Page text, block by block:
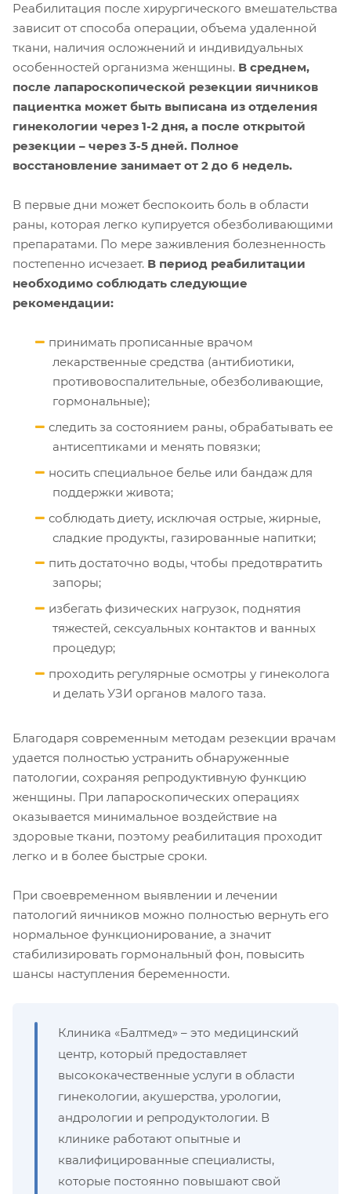
Реабилитация после хирургического вмешательства
зависит от способа операции, объема удаленной
ткани, наличия осложнений и индивидуальных
особенностей организма женщины. В среднем,
после лапароскопической резекции яичников
пациентка может быть выписана из отделения
гинекологии через 1-2 дня, а после открытой
резекции – через 3-5 дней. Полное
восстановление занимает от 2 до 6 недель.
В первые дни может беспокоить боль в области
раны, которая легко купируется обезболивающими
препаратами. По мере заживления болезненность
постепенно исчезает. В период реабилитации
необходимо соблюдать следующие
рекомендации:
принимать прописанные врачом
лекарственные средства (антибиотики,
противовоспалительные, обезболивающие,
гормональные);
следить за состоянием раны, обрабатывать ее
антисептиками и менять повязки;
носить специальное белье или бандаж для
поддержки живота;
соблюдать диету, исключая острые, жирные,
сладкие продукты, газированные напитки;
пить достаточно воды, чтобы предотвратить
запоры;
избегать физических нагрузок, поднятия
тяжестей, сексуальных контактов и ванных
процедур;
проходить регулярные осмотры у гинеколога
и делать УЗИ органов малого таза.
Благодаря современным методам резекции врачам
удается полностью устранить обнаруженные
патологии, сохраняя репродуктивную функцию
женщины. При лапароскопических операциях
оказывается минимальное воздействие на
здоровые ткани, поэтому реабилитация проходит
легко и в более быстрые сроки.
При своевременном выявлении и лечении
патологий яичников можно полностью вернуть его
нормальное функционирование, а значит
стабилизировать гормональный фон, повысить
шансы наступления беременности.
Клиника «Балтмед» – это медицинский
центр, который предоставляет
высококачественные услуги в области
гинекологии, акушерства, урологии,
андрологии и репродуктологии. В
клинике работают опытные и
квалифицированные специалисты,
которые постоянно повышают свой